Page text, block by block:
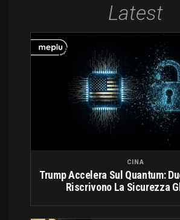
Latest
CINA
Trump Accelera Sul Quantum:
Riscrivono La Sicurezza